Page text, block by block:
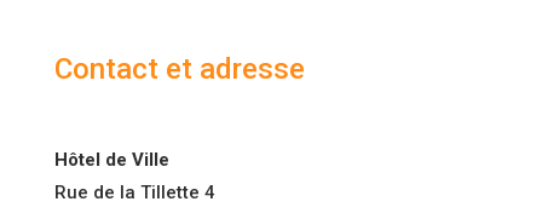
Contact et adresse
Hôtel de Ville
Rue de la Tillette 4